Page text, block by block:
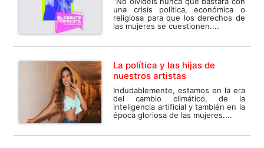
una crisis política, económica o
religiosa para que los derechos de
las mujeres se cuestionen....
La política y las hijas de
nuestros artistas
Indudablemente, estamos en la era
del cambio climático, de la
inteligencia artificial y también en la
época gloriosa de las mujeres....